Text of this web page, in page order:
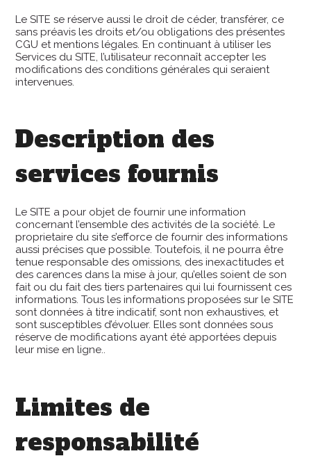
Le SITE se réserve aussi le droit de céder, transférer, ce
sans préavis les droits et/ou obligations des présentes
CGU et mentions légales. En continuant à utiliser les
Services du SITE, l’utilisateur reconnaît accepter les
modifications des conditions générales qui seraient
intervenues.
Description des
services fournis
Le SITE a pour objet de fournir une information
concernant l’ensemble des activités de la société. Le
proprietaire du site s’efforce de fournir des informations
aussi précises que possible. Toutefois, il ne pourra être
tenue responsable des omissions, des inexactitudes et
des carences dans la mise à jour, qu’elles soient de son
fait ou du fait des tiers partenaires qui lui fournissent ces
informations. Tous les informations proposées sur le SITE
sont données à titre indicatif, sont non exhaustives, et
sont susceptibles d’évoluer. Elles sont données sous
réserve de modifications ayant été apportées depuis
leur mise en ligne..
Limites de
responsabilité